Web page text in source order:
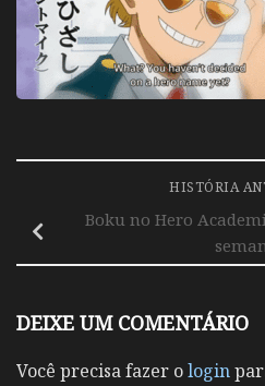
HISTÓRIA
Boku no Hero
DEIXE UM COMENTÁRIO
Você precisa fazer ologin